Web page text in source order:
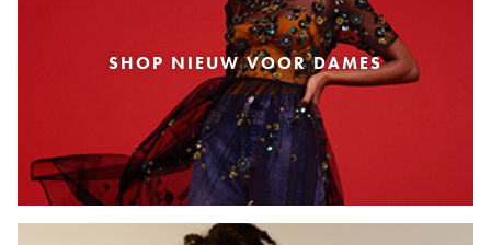
SHOP NIEUW VOOR DAMES